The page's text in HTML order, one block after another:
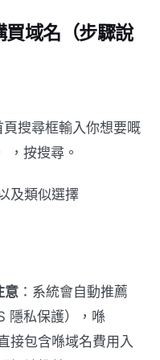
域名（步驟說
頁搜尋框輸入你想要嘅
，按搜尋。
及類似選擇
意 ：系統會自動推薦
隱私保護），喺
接包含喺域名費用入